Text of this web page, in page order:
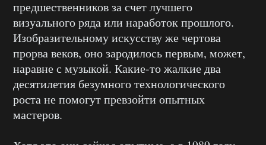
предшественников за счет лучшего
визуального ряда или наработок прошлого.
Изобразительному искусству же чертова
прорва веков, оно зародилось первым, может,
наравне с музыкой. Какие-то жалкие два
десятилетия безумного технологического
роста не помогут превзойти опытных
мастеров.